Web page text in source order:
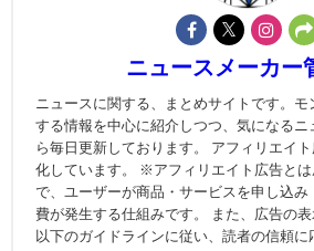
ニュースメーカー
ニュースに関する、まとめサイトです。モ
する情報を中心に紹介しつつ、気になるニ
ら毎日更新しております。 アフィリエイ
化しています。 ※アフィリエイト広告とは
で、ユーザーが商品・サービスを申し込み
費が発生する仕組みです。 また、広告の表
以下のガイドラインに従い、読者の信頼に